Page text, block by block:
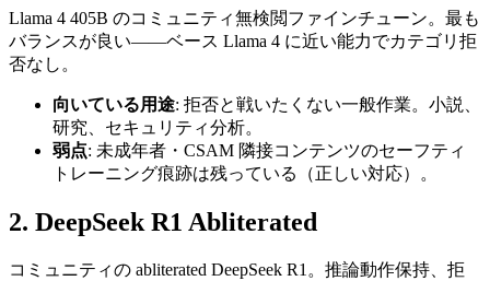
Llama 4 405B のコミュニティ無検閲ファインチューン。最も
バランスが良い——ベース Llama 4 に近い能力でカテゴリ拒
否なし。
向いている用途: 拒否と戦いたくない一般作業。小説、
研究、セキュリティ分析。
弱点: 未成年者・CSAM 隣接コンテンツのセーフティ
トレーニング痕跡は残っている（正しい対応）。
2. DeepSeek R1 Abliterated
コミュニティの abliterated DeepSeek R1。推論動作保持、拒